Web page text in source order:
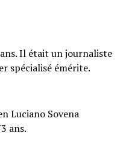
Il était un journaliste
spécialisé émérite.
Luciano Sovena
ans.